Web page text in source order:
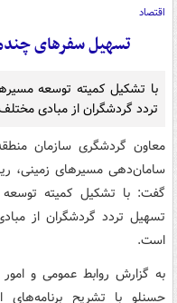
اقتصاد
تسهیل سفرهای
با تشکیل کمیته توسعه
تردد گردشگران از مبادی
معاون گردشگری سازمان
سامان‌دهی مسیرهای زمینی،
گفت: با تشکیل کمیته توسعه
تسهیل تردد گردشگران از
است.
به گزارش روابط عمومی و
حسنلو با تشریح